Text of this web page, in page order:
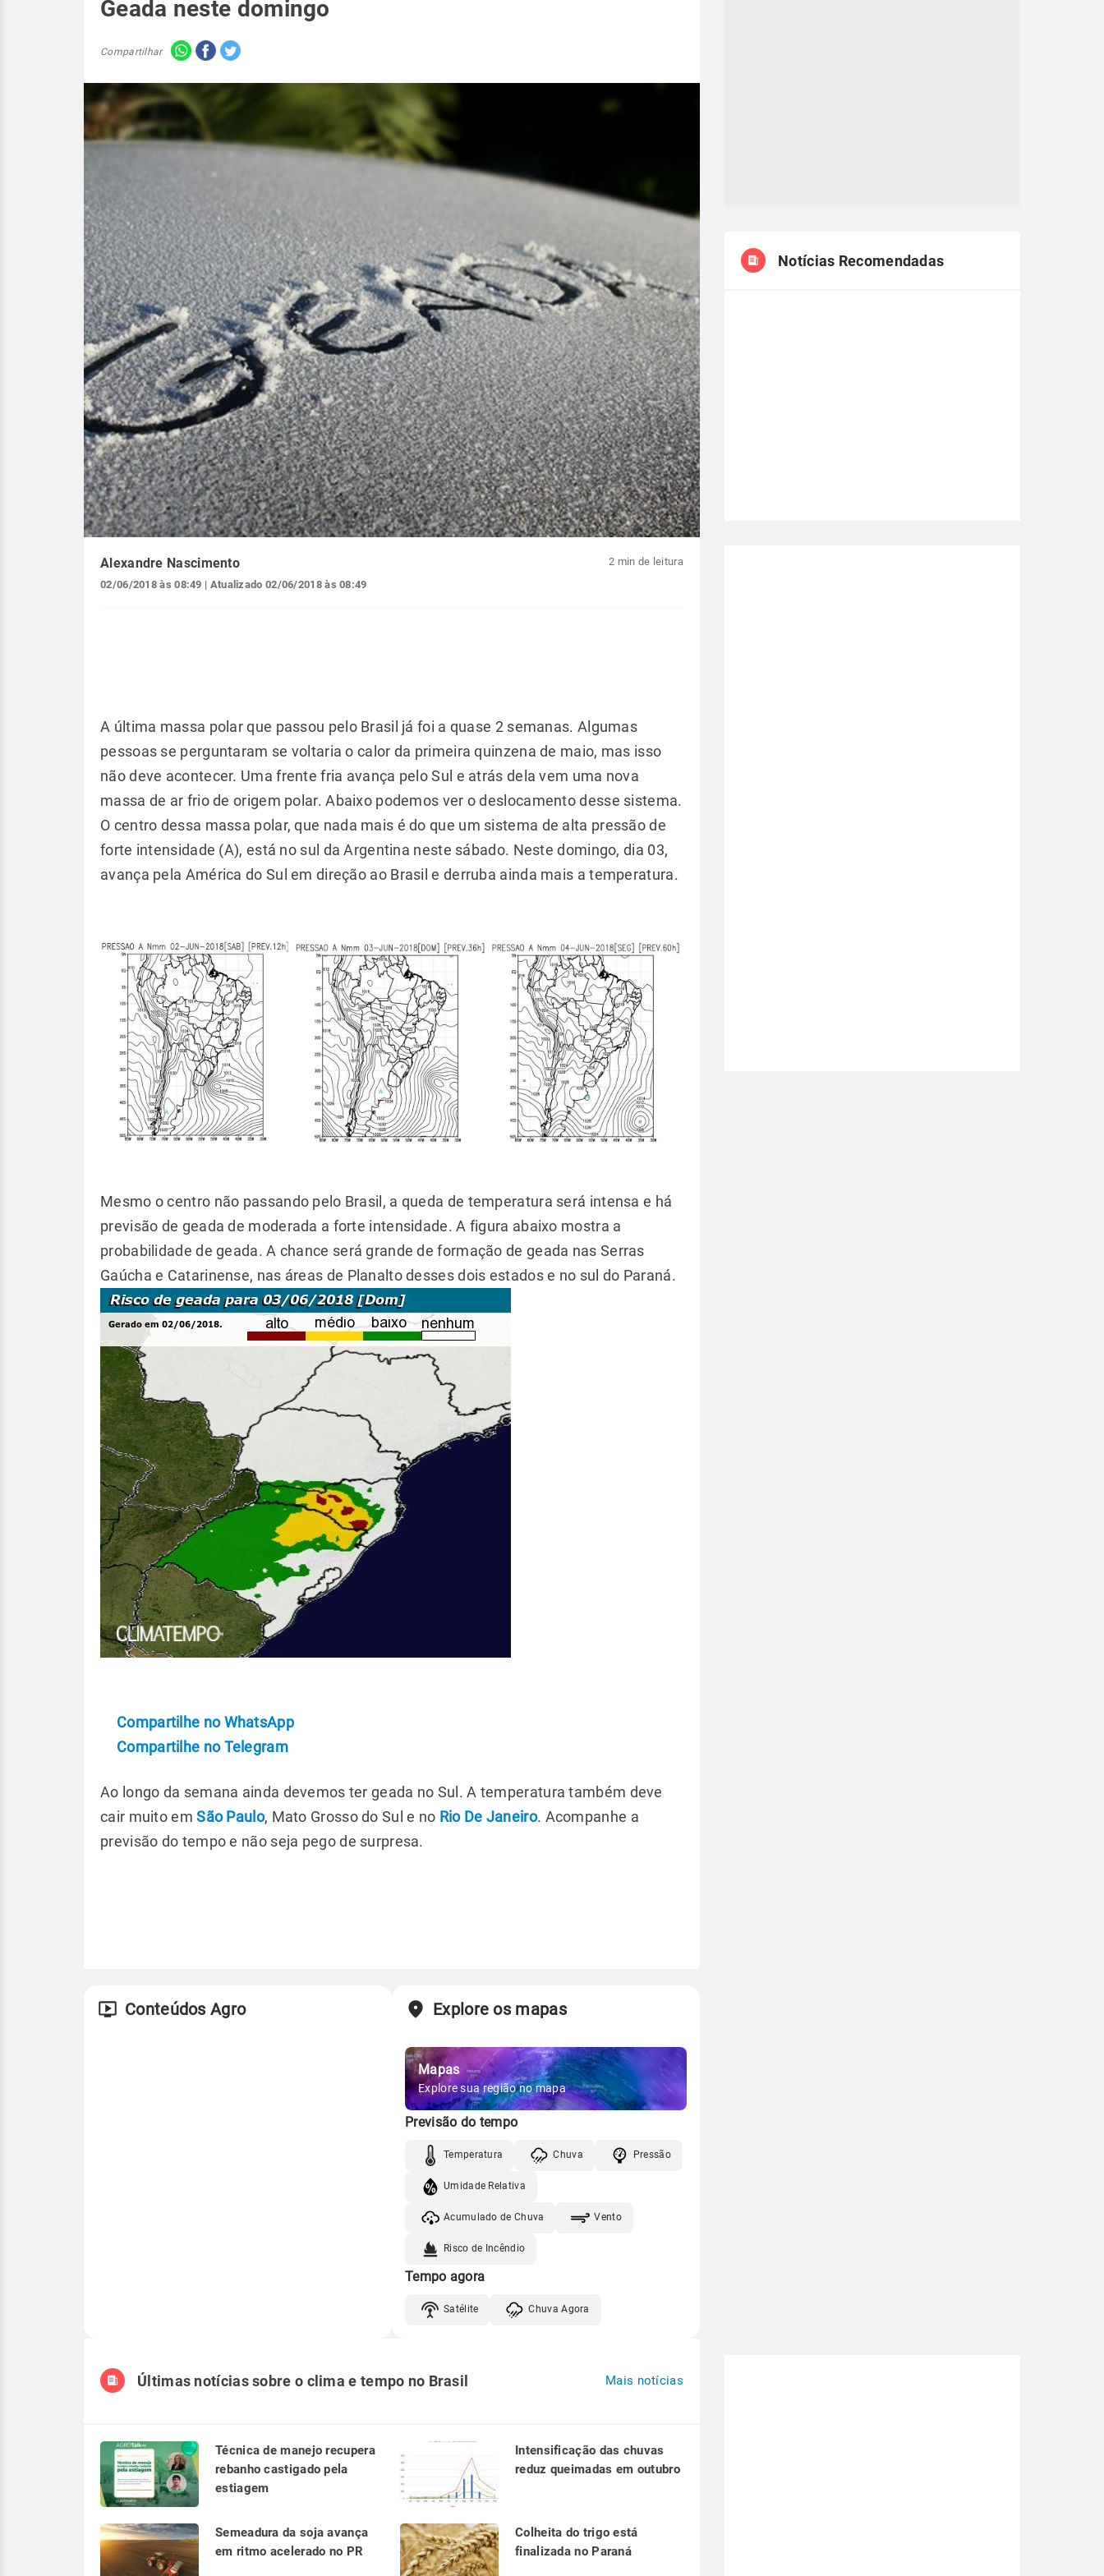
Geada neste domingo
Compartilhar
Alexandre Nascimento
02/06/2018 às 08:49 | Atualizado 02/06/2018 às 08:49
2 min de leitura
A última massa polar que passou pelo Brasil já foi a quase 2 semanas. Algumas
pessoas se perguntaram se voltaria o calor da primeira quinzena de maio, mas isso
não deve acontecer. Uma frente fria avança pelo Sul e atrás dela vem uma nova
massa de ar frio de origem polar. Abaixo podemos ver o deslocamento desse sistema.
O centro dessa massa polar, que nada mais é do que um sistema de alta pressão de
forte intensidade (A), está no sul da Argentina neste sábado. Neste domingo, dia 03,
avança pela América do Sul em direção ao Brasil e derruba ainda mais a temperatura.
Mesmo o centro não passando pelo Brasil, a queda de temperatura será intensa e há
previsão de geada de moderada a forte intensidade. A figura abaixo mostra a
probabilidade de geada. A chance será grande de formação de geada nas Serras
Gaúcha e Catarinense, nas áreas de Planalto desses dois estados e no sul do Paraná.
Compartilhe no WhatsApp
Compartilhe no Telegram
Ao longo da semana ainda devemos ter geada no Sul. A temperatura também deve
cair muito emSão Paulo, Mato Grosso do Sul e no Rio De Janeiro. Acompanhe a
previsão do tempo e não seja pego de surpresa.
Conteúdos Agro Explore os mapas
Mapas
Explore sua região no mapa
Previsão do tempo
Temperatura Chuva Pressão
Umidade Relativa
Acumulado de Chuva Vento
Risco de Incêndio
Tempo agora
Satélite Chuva Agora
Notícias Recomendadas
Últimas notícias sobre o clima e tempo no Brasil Mais notícias
Técnica de manejo recupera
rebanho castigado pela
estiagem
Intensificação das chuvas
reduz queimadas em outubro
Semeadura da soja avança
em ritmo acelerado no PR
Colheita do trigo está
finalizada no Paraná